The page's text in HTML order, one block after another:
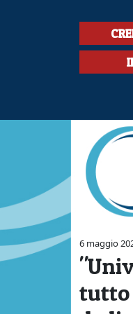
6 maggio
tutto